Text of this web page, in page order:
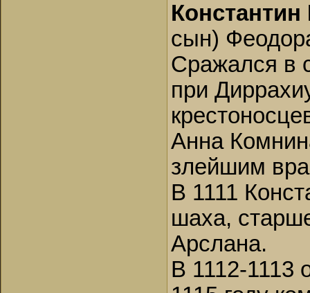
Константин
сын)
Сражался в
при
Анна
злейшим
В 1111
шаха,
Арслана.
В 1112-1113